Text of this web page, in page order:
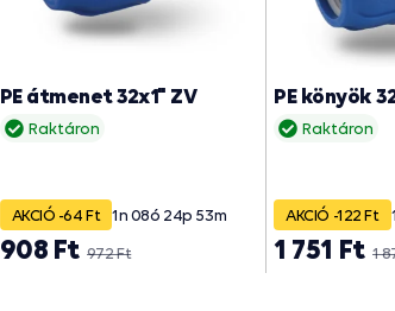
Raktáron
PE átmenet 32x1" ZV
AKCIÓ -64 Ft 1n08ó 24p 51m
972 Ft
908 Ft
Raktáron
PE könyök
AKCIÓ -122 Ft
1
1 751 Ft